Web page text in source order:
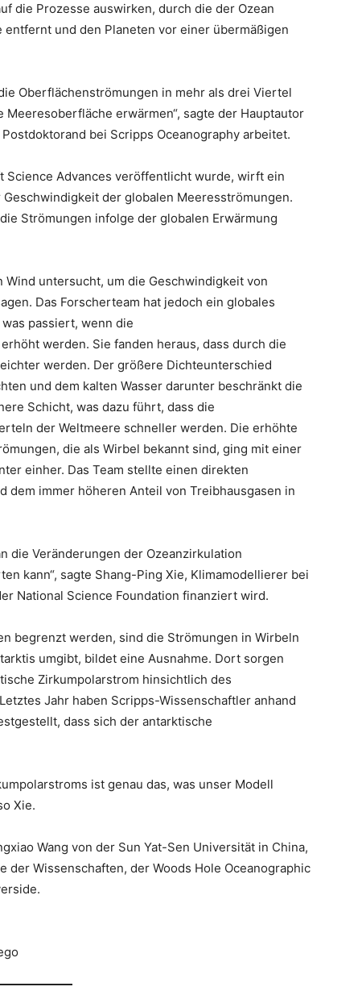
die Prozesse auswirken, durch die der Ozean
entfernt und den Planeten vor einer übermäßigen
Oberflächenströmungen in mehr als drei Viertel
erwärmen“, sagte der Hauptautor
bei Scripps Oceanography arbeitet.
Science Advances veröffentlicht wurde, wirft ein
der globalen Meeresströmungen.
Strömungen infolge der globalen Erwärmung
untersucht, um die Geschwindigkeit von
Das Forscherteam hat jedoch ein globales
passiert, wenn die
werden. Sie fanden heraus, dass durch die
werden. Der größere Dichteunterschied
und dem kalten Wasser darunter beschränkt die
Schicht, was dazu führt, dass die
der Weltmeere schneller werden. Die erhöhte
die als Wirbel bekannt sind, ging mit einer
einher. Das Team stellte einen direkten
dem immer höheren Anteil von Treibhausgasen in
die Veränderungen der Ozeanzirkulation
kann“, sagte Shang-Ping Xie, Klimamodellierer bei
National Science Foundation finanziert wird.
begrenzt werden, sind die Strömungen in Wirbeln
umgibt, bildet eine Ausnahme. Dort sorgen
Zirkumpolarstrom hinsichtlich des
Jahr haben Scripps-Wissenschaftler anhand
dass sich der antarktische
ist genau das, was unser Modell
Xie.
Wang von der Sun Yat-Sen Universität in China,
der Wissenschaften, der Woods Hole Oceanographic